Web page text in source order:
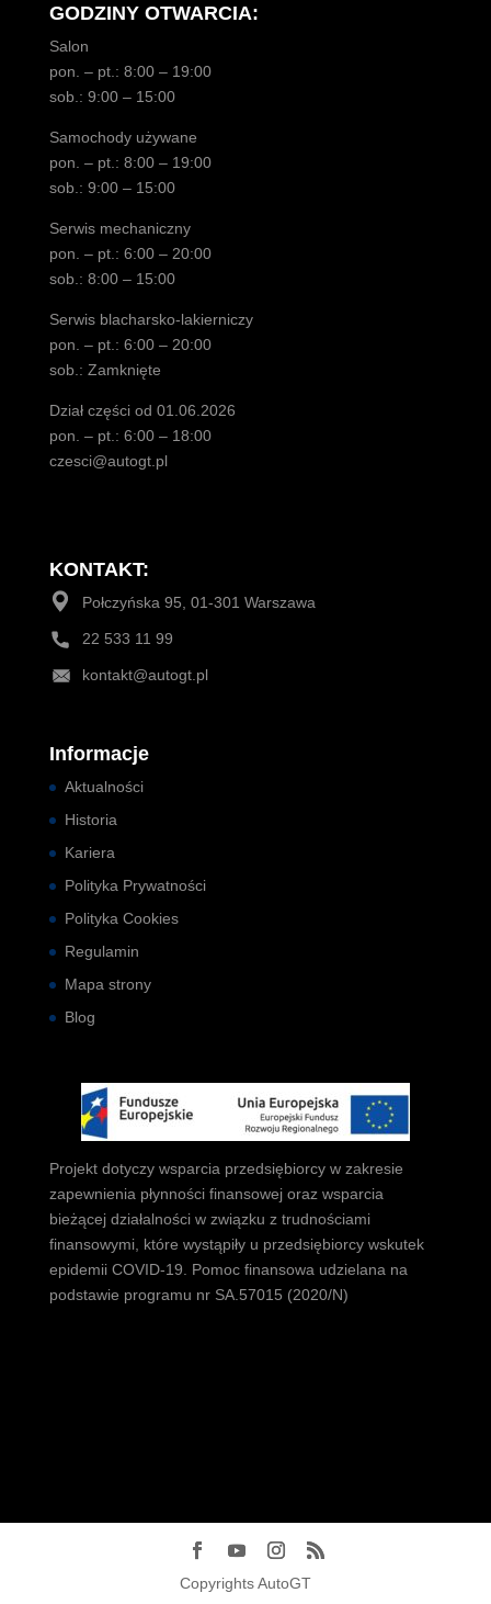
GODZINY OTWARCIA:
Salon
pon. – pt.: 8:00 – 19:00
sob.: 9:00 – 15:00
Samochody używane
pon. – pt.: 8:00 – 19:00
sob.: 9:00 – 15:00
Serwis mechaniczny
pon. – pt.: 6:00 – 20:00
sob.: 8:00 – 15:00
Serwis blacharsko-lakierniczy
pon. – pt.: 6:00 – 20:00
sob.: Zamknięte
Dział części od 01.06.2026
pon. – pt.: 6:00 – 18:00
czesci@autogt.pl
KONTAKT:
Połczyńska 95, 01-301 Warszawa
22 533 11 99
kontakt@autogt.pl
Informacje
Aktualności
Historia
Kariera
Polityka Prywatności
Polityka Cookies
Regulamin
Mapa strony
Blog
Projekt dotyczy wsparcia przedsiębiorcy w zakresie
zapewnienia płynności finansowej oraz wsparcia
bieżącej działalności w związku z trudnościami
finansowymi, które wystąpiły u przedsiębiorcy wskutek
epidemii COVID-19. Pomoc finansowa udzielana na
podstawie programu nr SA.57015 (2020/N)
Copyrights AutoGT